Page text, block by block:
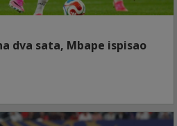
dva sata, Mbape ispisao